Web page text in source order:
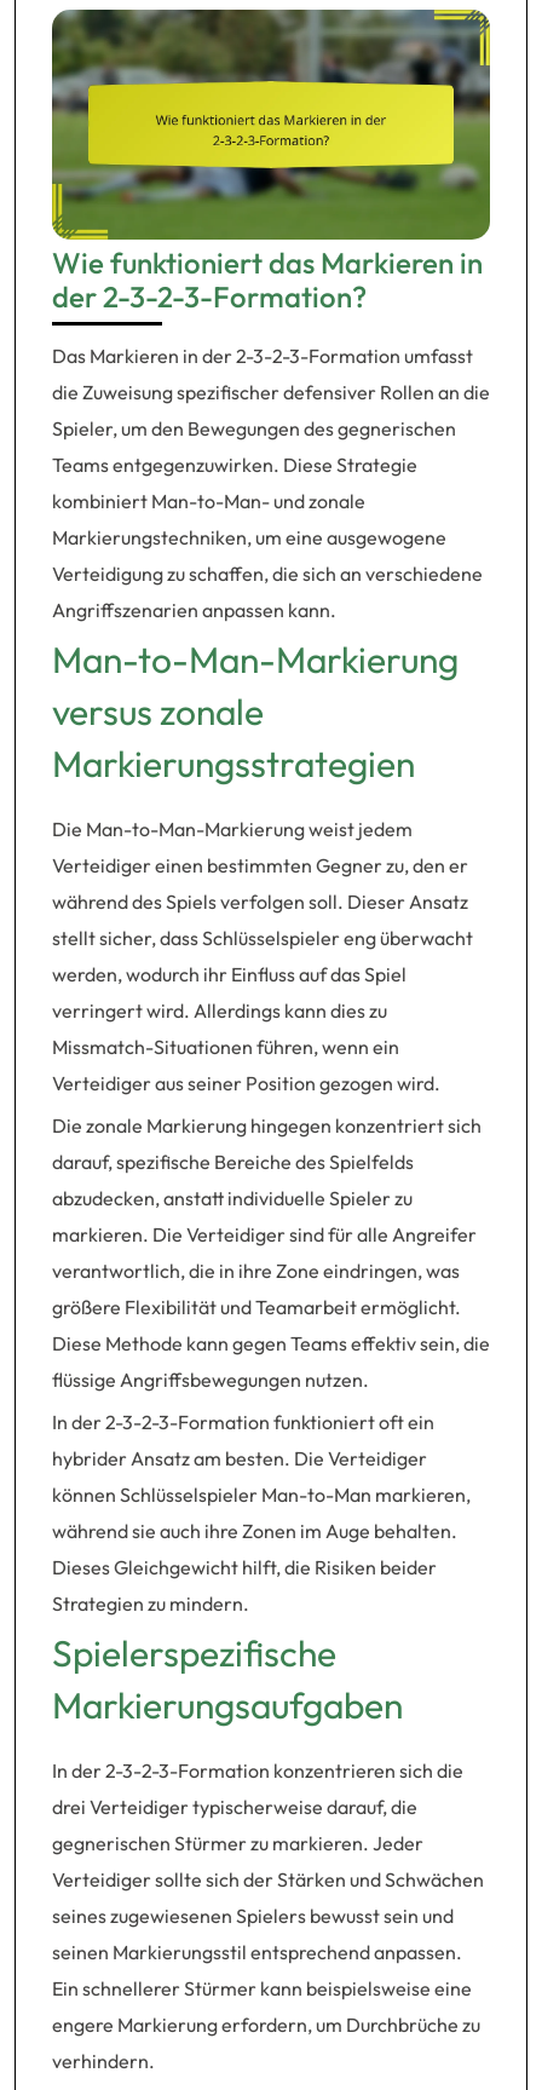
Wie funktioniert das Markieren in
der 2-3-2-3-Formation?
Das Markieren in der 2-3-2-3-Formation umfasst
die Zuweisung spezifischer defensiver Rollen an die
Spieler, um den Bewegungen des gegnerischen
Teams entgegenzuwirken. Diese Strategie
kombiniert Man-to-Man- und zonale
Markierungstechniken, um eine ausgewogene
Verteidigung zu schaffen, die sich an verschiedene
Angriffszenarien anpassen kann.
Man-to-Man-Markierung
versus zonale
Markierungsstrategien
Die Man-to-Man-Markierung weist jedem
Verteidiger einen bestimmten Gegner zu, den er
während des Spiels verfolgen soll. Dieser Ansatz
stellt sicher, dass Schlüsselspieler eng überwacht
werden, wodurch ihr Einfluss auf das Spiel
verringert wird. Allerdings kann dies zu
Missmatch-Situationen führen, wenn ein
Verteidiger aus seiner Position gezogen wird.
Die zonale Markierung hingegen konzentriert sich
darauf, spezifische Bereiche des Spielfelds
abzudecken, anstatt individuelle Spieler zu
markieren. Die Verteidiger sind für alle Angreifer
verantwortlich, die in ihre Zone eindringen, was
größere Flexibilität und Teamarbeit ermöglicht.
Diese Methode kann gegen Teams effektiv sein, die
flüssige Angriffsbewegungen nutzen.
In der 2-3-2-3-Formation funktioniert oft ein
hybrider Ansatz am besten. Die Verteidiger
können Schlüsselspieler Man-to-Man markieren,
während sie auch ihre Zonen im Auge behalten.
Dieses Gleichgewicht hilft, die Risiken beider
Strategien zu mindern.
Spielerspezifische
Markierungsaufgaben
In der 2-3-2-3-Formation konzentrieren sich die
drei Verteidiger typischerweise darauf, die
gegnerischen Stürmer zu markieren. Jeder
Verteidiger sollte sich der Stärken und Schwächen
seines zugewiesenen Spielers bewusst sein und
seinen Markierungsstil entsprechend anpassen.
Ein schnellerer Stürmer kann beispielsweise eine
engere Markierung erfordern, um Durchbrüche zu
verhindern.